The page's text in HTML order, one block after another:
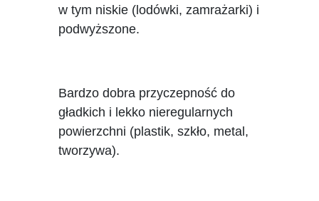
w tym niskie (lodówki, zamrażarki) i
podwyższone.
Bardzo dobra przyczepność do
gładkich i lekko nieregularnych
powierzchni (plastik, szkło, metal,
tworzywa).